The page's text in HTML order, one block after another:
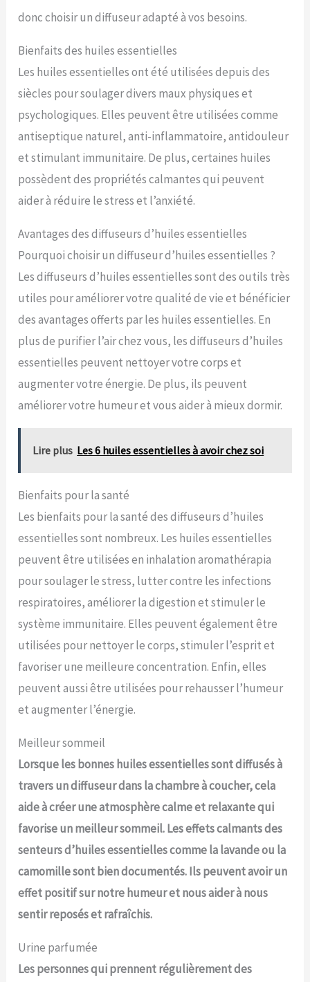
donc choisir un diffuseur adapté à vos besoins.
Bienfaits des huiles essentielles
Les huiles essentielles ont été utilisées depuis des
siècles pour soulager divers maux physiques et
psychologiques. Elles peuvent être utilisées comme
antiseptique naturel, anti-inflammatoire, antidouleur
et stimulant immunitaire. De plus, certaines huiles
possèdent des propriétés calmantes qui peuvent
aider à réduire le stress et l’anxiété.
Avantages des diffuseurs d’huiles essentielles
Pourquoi choisir un diffuseur d’huiles essentielles ?
Les diffuseurs d’huiles essentielles sont des outils très
utiles pour améliorer votre qualité de vie et bénéficier
des avantages offerts par les huiles essentielles. En
plus de purifier l’air chez vous, les diffuseurs d’huiles
essentielles peuvent nettoyer votre corps et
augmenter votre énergie. De plus, ils peuvent
améliorer votre humeur et vous aider à mieux dormir.
Lire plus Les 6 huiles essentielles à avoir chez soi
Bienfaits pour la santé
Les bienfaits pour la santé des diffuseurs d’huiles
essentielles sont nombreux. Les huiles essentielles
peuvent être utilisées en inhalation aromathérapia
pour soulager le stress, lutter contre les infections
respiratoires, améliorer la digestion et stimuler le
système immunitaire. Elles peuvent également être
utilisées pour nettoyer le corps, stimuler l’esprit et
favoriser une meilleure concentration. Enfin, elles
peuvent aussi être utilisées pour rehausser l’humeur
et augmenter l’énergie.
Meilleur sommeil
Lorsque les bonnes huiles essentielles sont diffusés à
travers un diffuseur dans la chambre à coucher, cela
aide à créer une atmosphère calme et relaxante qui
favorise un meilleur sommeil. Les effets calmants des
senteurs d’huiles essentielles comme la lavande ou la
camomille sont bien documentés. Ils peuvent avoir un
effet positif sur notre humeur et nous aider à nous
sentir reposés et rafraîchis.
Urine parfumée
Les personnes qui prennent régulièrement des